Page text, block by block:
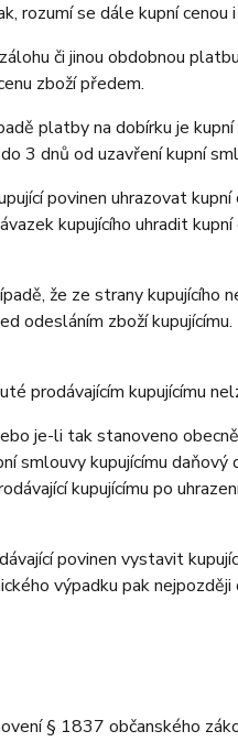
rozumí se dále kupní cenou
či jinou obdobnou
zboží předem.
platby na dobírku je kupní
3 dnů od uzavření kupní
povinen uhrazovat kupní
kupujícího uhradit
že ze strany kupujícího
odesláním zboží
prodávajícím kupujícímu
je-li tak stanoveno obecně
smlouvy kupujícímu
kupujícímu po
povinen vystavit
výpadku pak nejpozději
§ 1837 občanského